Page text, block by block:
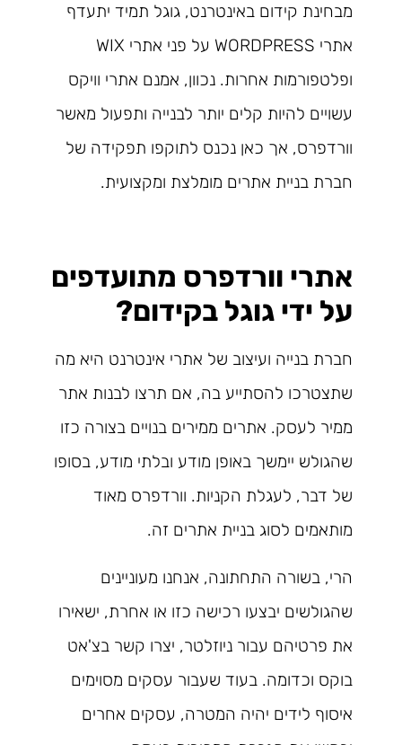
מבחינת קידום באינטרנט, גוגל תמיד יתעדף
אתרי WORDPRESS על פני אתרי WIX
ופלטפורמות אחרות. נכוון, אמנם אתרי וויקס
עשויים להיות קלים יותר לבנייה ותפעול מאשר
וורדפרס, אך כאן נכנס לתוקפו תפקידה של
חברת בניית אתרים מומלצת ומקצועית.
אתרי וורדפרס מתועדפים
על ידי גוגל בקידום?
חברת בנייה ועיצוב של אתרי אינטרנט היא מה
שתצטרכו להסתייע בה, אם תרצו לבנות אתר
ממיר לעסק. אתרים ממירים בנויים בצורה כזו
שהגולש יימשך באופן מודע ובלתי מודע, בסופו
של דבר, לעגלת הקניות. וורדפרס מאוד
מותאמים לסוג בניית אתרים זה.
הרי, בשורה התחתונה, אנחנו מעוניינים
שהגולשים יבצעו רכישה כזו או אחרת, ישאירו
את פרטיהם עבור ניוזלטר, יצרו קשר בצ'אט
בוקס וכדומה. בעוד שעבור עסקים מסוימים
איסוף לידים יהיה המטרה, עסקים אחרים